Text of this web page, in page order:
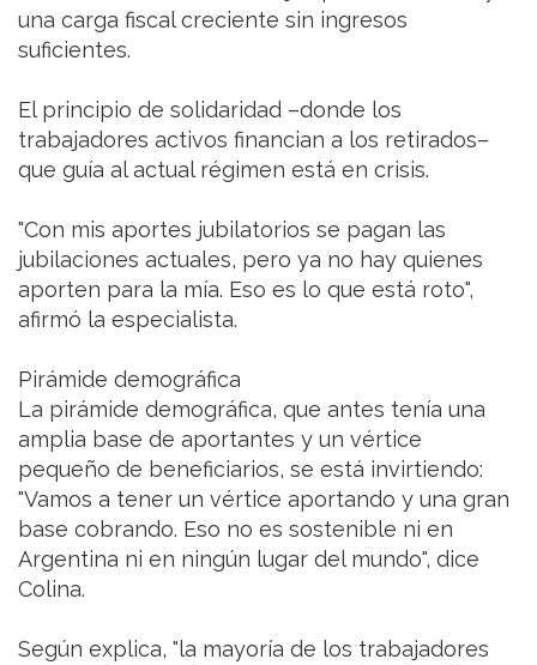
una carga fiscal creciente sin ingresos
suficientes.
El principio de solidaridad –donde los
trabajadores activos financian a los retirados–
que guía al actual régimen está en crisis.
"Con mis aportes jubilatorios se pagan las
jubilaciones actuales, pero ya no hay quienes
aporten para la mía. Eso es lo que está roto",
afirmó la especialista.
Pirámide demográfica
La pirámide demográfica, que antes tenía una
amplia base de aportantes y un vértice
pequeño de beneficiarios, se está invirtiendo:
"Vamos a tener un vértice aportando y una gran
base cobrando. Eso no es sostenible ni en
Argentina ni en ningún lugar del mundo", dice
Colina.
Según explica, "la mayoría de los trabajadores